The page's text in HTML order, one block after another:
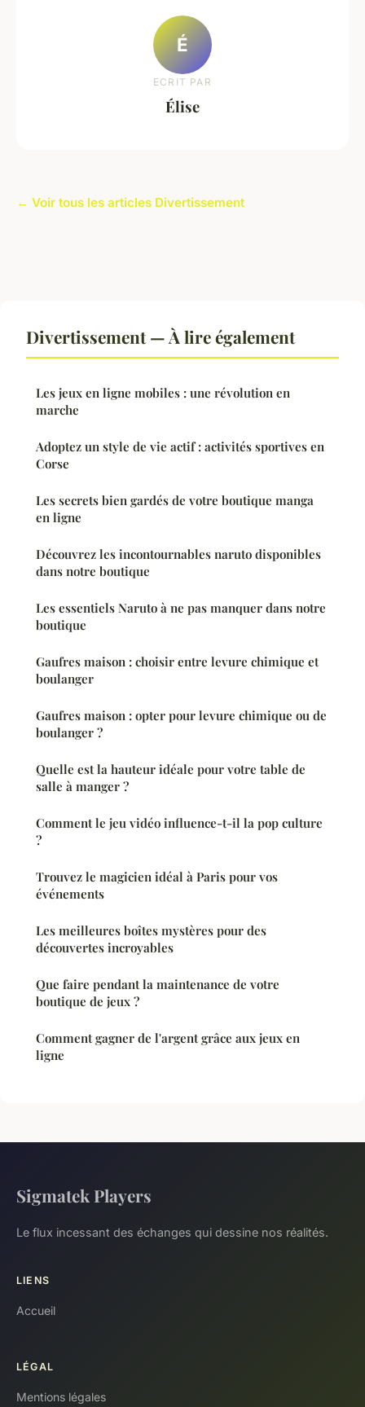
É
ECRIT PAR
Élise
← Voir tous les articles Divertissement
Divertissement — À lire également
Les jeux en ligne mobiles : une révolution en
marche
Adoptez un style de vie actif : activités sportives en
Corse
Les secrets bien gardés de votre boutique manga
en ligne
Découvrez les incontournables naruto disponibles
dans notre boutique
Les essentiels Naruto à ne pas manquer dans notre
boutique
Gaufres maison : choisir entre levure chimique et
boulanger
Gaufres maison : opter pour levure chimique ou de
boulanger ?
Quelle est la hauteur idéale pour votre table de
salle à manger ?
Comment le jeu vidéo influence-t-il la pop culture
?
Trouvez le magicien idéal à Paris pour vos
événements
Les meilleures boîtes mystères pour des
découvertes incroyables
Que faire pendant la maintenance de votre
boutique de jeux ?
Comment gagner de l'argent grâce aux jeux en
ligne
Sigmatek Players
Le flux incessant des échanges qui dessine nos réalités.
LIENS
Accueil
LÉGAL
Mentions légales